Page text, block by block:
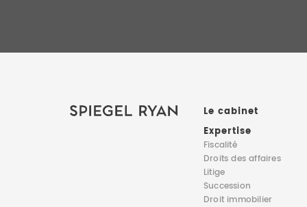
Le cabinet
Expertise
Fiscalité
Droits des affaires
Litige
Succession
Droit immobilier